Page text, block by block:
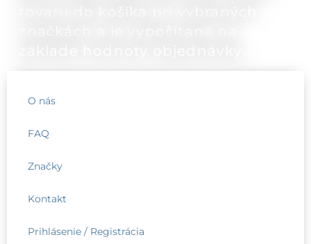
O nás
FAQ
Značky
Kontakt
Prihlásenie / Registrácia